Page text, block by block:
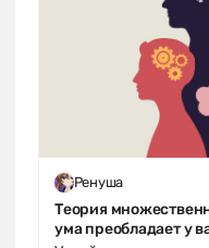
Ренуша
Теория
ума преобладает у